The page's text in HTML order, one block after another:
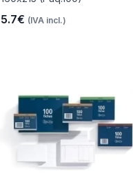
5.7€ (IVA incl.)